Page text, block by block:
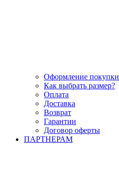
Оформление покупки
Как выбрать размер?
Оплата
Доставка
Возврат
Гарантии
Договор оферты
ПАРТНЕРАМ